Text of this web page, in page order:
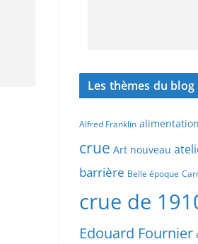
Les thèmes du blog
Alfred Franklin alimentation
crue Art nouveau
barrière Belle époque
crue de
Edouard Fournier